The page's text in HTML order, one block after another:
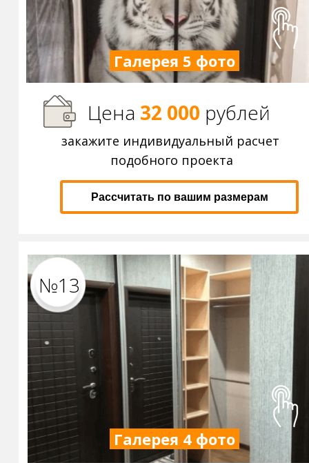
Галерея 4 фото
Рассчитать по вашим размерам
Галерея 5 фото
№13
закажите индивидуальный расчет
подобного проекта
Цена 32 000 рублей